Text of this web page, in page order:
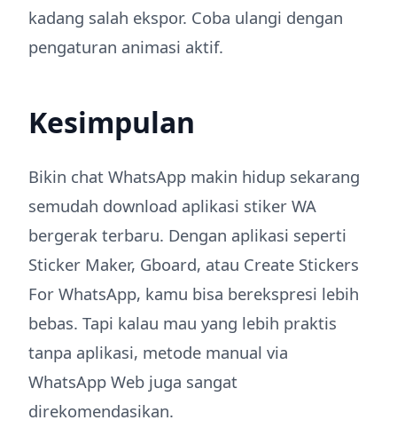
kadang salah ekspor. Coba ulangi dengan
pengaturan animasi aktif.
Kesimpulan
Bikin chat WhatsApp makin hidup sekarang
semudah download aplikasi stiker WA
bergerak terbaru. Dengan aplikasi seperti
Sticker Maker, Gboard, atau Create Stickers
For WhatsApp, kamu bisa berekspresi lebih
bebas. Tapi kalau mau yang lebih praktis
tanpa aplikasi, metode manual via
WhatsApp Web juga sangat
direkomendasikan.